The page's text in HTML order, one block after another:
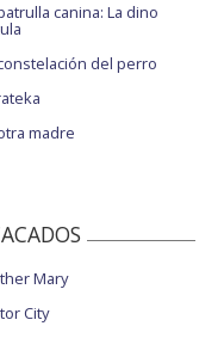
canina: La dino
del perro
madre
Mary
City